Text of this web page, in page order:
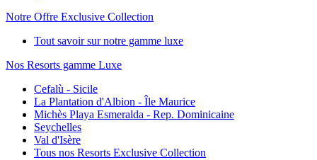
Notre Offre Exclusive Collection
Tout savoir sur notre gamme luxe
Nos Resorts gamme Luxe
Cefalù - Sicile
La Plantation d'Albion - Île Maurice
Michès Playa Esmeralda - Rep. Dominicaine
Seychelles
Val d'Isère
Tous nos Resorts Exclusive Collection